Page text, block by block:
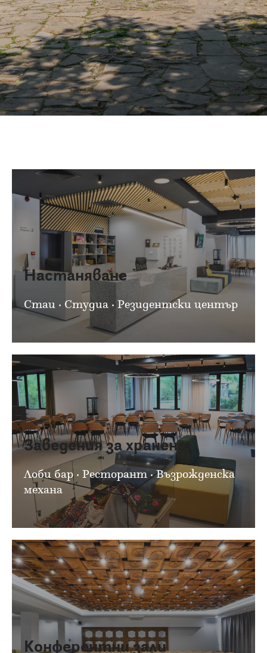
Настаняване
Стаи · Студиа · Резидентски център
Заведения за хранене
Лоби бар · Ресторант · Възрожденска
механа
Конферентни зали